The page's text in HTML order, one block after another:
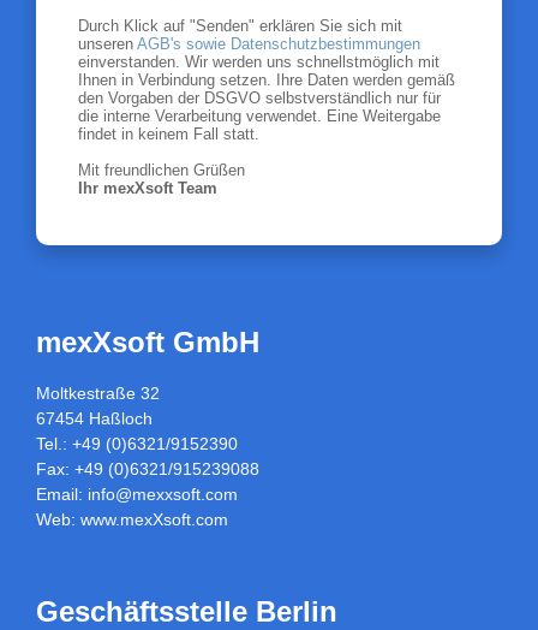
Durch Klick auf "Senden" erklären Sie sich mit
unseren AGB's sowie Datenschutzbestimmungen
einverstanden. Wir werden uns schnellstmöglich mit
Ihnen in Verbindung setzen. Ihre Daten werden gemäß
den Vorgaben der DSGVO selbstverständlich nur für
die interne Verarbeitung verwendet. Eine Weitergabe
findet in keinem Fall statt.
Mit freundlichen Grüßen
Ihr mexXsoft Team
mexXsoft GmbH
Moltkestraße 32
67454 Haßloch
Tel.: +49 (0)6321/9152390
Fax: +49 (0)6321/915239088
Email: info@mexxsoft.com
Web: www.mexXsoft.com
Geschäftsstelle Berlin